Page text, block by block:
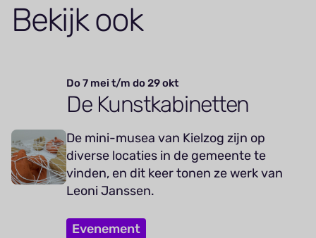
Bekijk ook
Do 7 mei t/m do 29 okt
De Kunstkabinetten
De mini-musea van Kielzog zijn op
diverse locaties in de gemeente te
vinden, en dit keer tonen ze werk van
Leoni Janssen.
Evenement